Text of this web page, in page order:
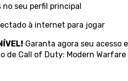
seu perfil principal
à internet para jogar
Garanta agora seu acesso
de Call of Duty: Modern Warfare